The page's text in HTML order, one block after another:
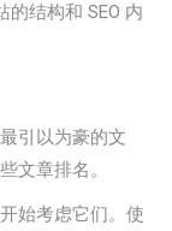
结构和 SEO 内
引以为豪的文
文章排名。
始考虑它们。使